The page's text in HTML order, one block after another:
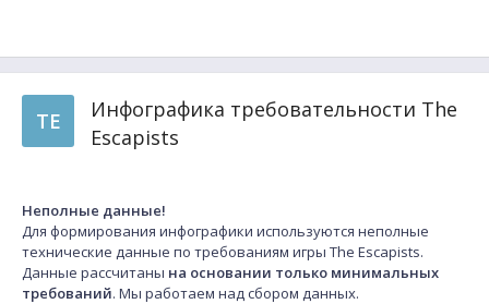
TE
Инфографика требовательности The
Escapists
Неполные данные!
Для формирования инфографики используются неполные
технические данные по требованиям игры The Escapists.
Данные рассчитаны на основании только минимальных
требований. Мы работаем над сбором данных.